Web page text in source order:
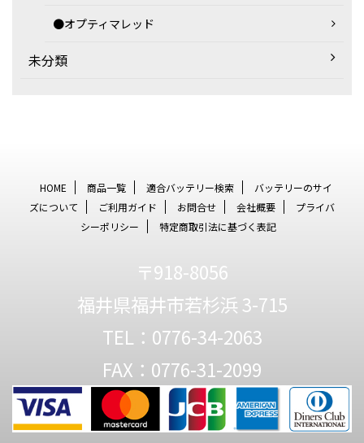
●オプティマレッド
未分類
HOME 商品一覧 適合バッテリー検索
バッテリーのサイ
ズについて
ご利用ガイド お問合せ 会社概要
プライバ
シーポリシー
特定商取引法に基づく表記
〒918-8056
福井県福井市若杉浜 3-715
TEL：0776-34-2063
FAX：0776-31-2099